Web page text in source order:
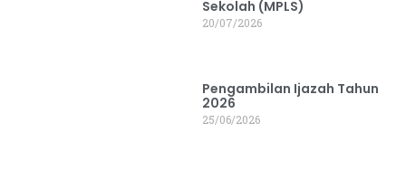
Sekolah (MPLS)
20/07/2026
Pengambilan Ijazah Tahun
2026
25/06/2026